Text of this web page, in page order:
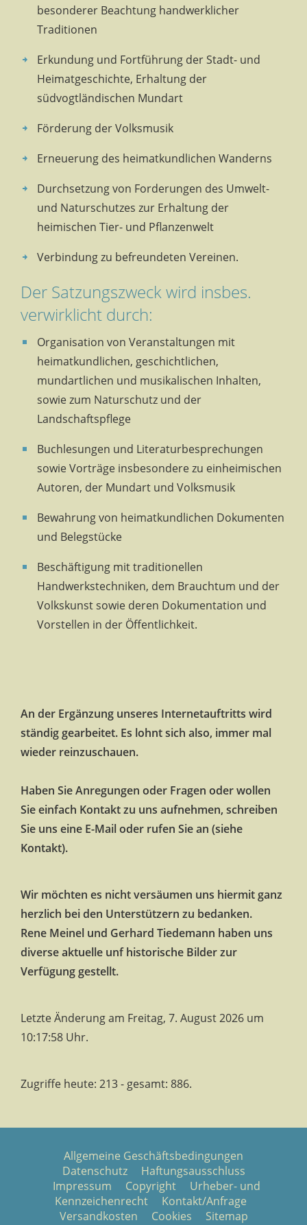
besonderer Beachtung handwerklicher
Traditionen
Erkundung und Fortführung der Stadt- und
Heimatgeschichte, Erhaltung der
südvogtländischen Mundart
Förderung der Volksmusik
Erneuerung des heimatkundlichen Wanderns
Durchsetzung von Forderungen des Umwelt-
und Naturschutzes zur Erhaltung der
heimischen Tier- und Pflanzenwelt
Verbindung zu befreundeten Vereinen.
Der Satzungszweck wird insbes.
verwirklicht durch:
Organisation von Veranstaltungen mit
heimatkundlichen, geschichtlichen,
mundartlichen und musikalischen Inhalten,
sowie zum Naturschutz und der
Landschaftspflege
Buchlesungen und Literaturbesprechungen
sowie Vorträge insbesondere zu einheimischen
Autoren, der Mundart und Volksmusik
Bewahrung von heimatkundlichen Dokumenten
und Belegstücke
Beschäftigung mit traditionellen
Handwerkstechniken, dem Brauchtum und der
Volkskunst sowie deren Dokumentation und
Vorstellen in der Öffentlichkeit.
An der Ergänzung unseres Internetauftritts wird
ständig gearbeitet. Es lohnt sich also, immer mal
wieder reinzuschauen.
Haben Sie Anregungen oder Fragen oder wollen
Sie einfach Kontakt zu uns aufnehmen, schreiben
Sie uns eine E-Mail oder rufen Sie an (siehe
Kontakt).
Wir möchten es nicht versäumen uns hiermit ganz
herzlich bei den Unterstützern zu bedanken.
Rene Meinel und Gerhard Tiedemann haben uns
diverse aktuelle unf historische Bilder zur
Verfügung gestellt.
Letzte Änderung am Freitag, 7. August 2026 um
10:17:58 Uhr.
Zugriffe heute: 213 - gesamt: 886.
Allgemeine Geschäftsbedingungen
Datenschutz
Haftungsausschluss
Impressum
Copyright
Urheber- und
Kennzeichenrecht
Kontakt/Anfrage
Versandkosten
Cookies
Sitemap